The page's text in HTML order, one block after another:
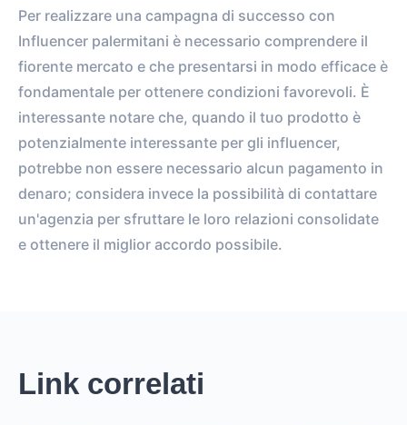
Per realizzare una campagna di successo con
Influencer palermitani è necessario comprendere il
fiorente mercato e che presentarsi in modo efficace è
fondamentale per ottenere condizioni favorevoli. È
interessante notare che, quando il tuo prodotto è
potenzialmente interessante per gli influencer,
potrebbe non essere necessario alcun pagamento in
denaro; considera invece la possibilità di contattare
un'agenzia per sfruttare le loro relazioni consolidate
e ottenere il miglior accordo possibile.
Link correlati